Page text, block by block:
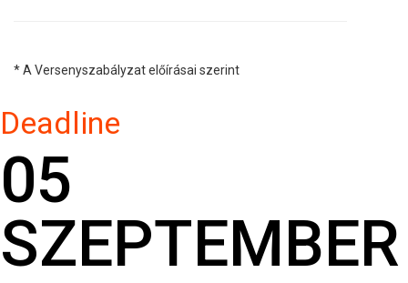
* A Versenyszabályzat előírásai szerint
Deadline
05
SZEPTEMBER